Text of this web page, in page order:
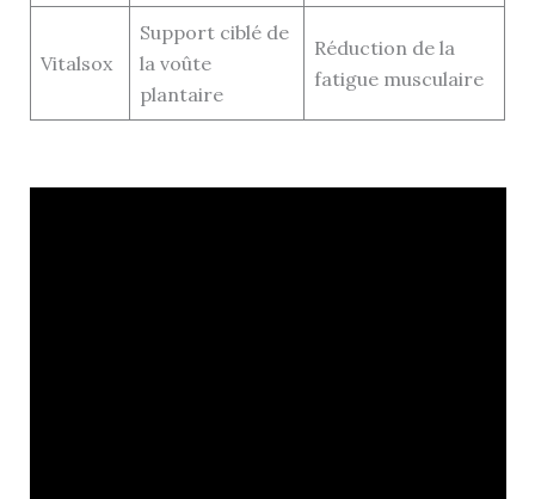
Vitalsox
Support ciblé de
la voûte
plantaire
Réduction de la
fatigue musculaire